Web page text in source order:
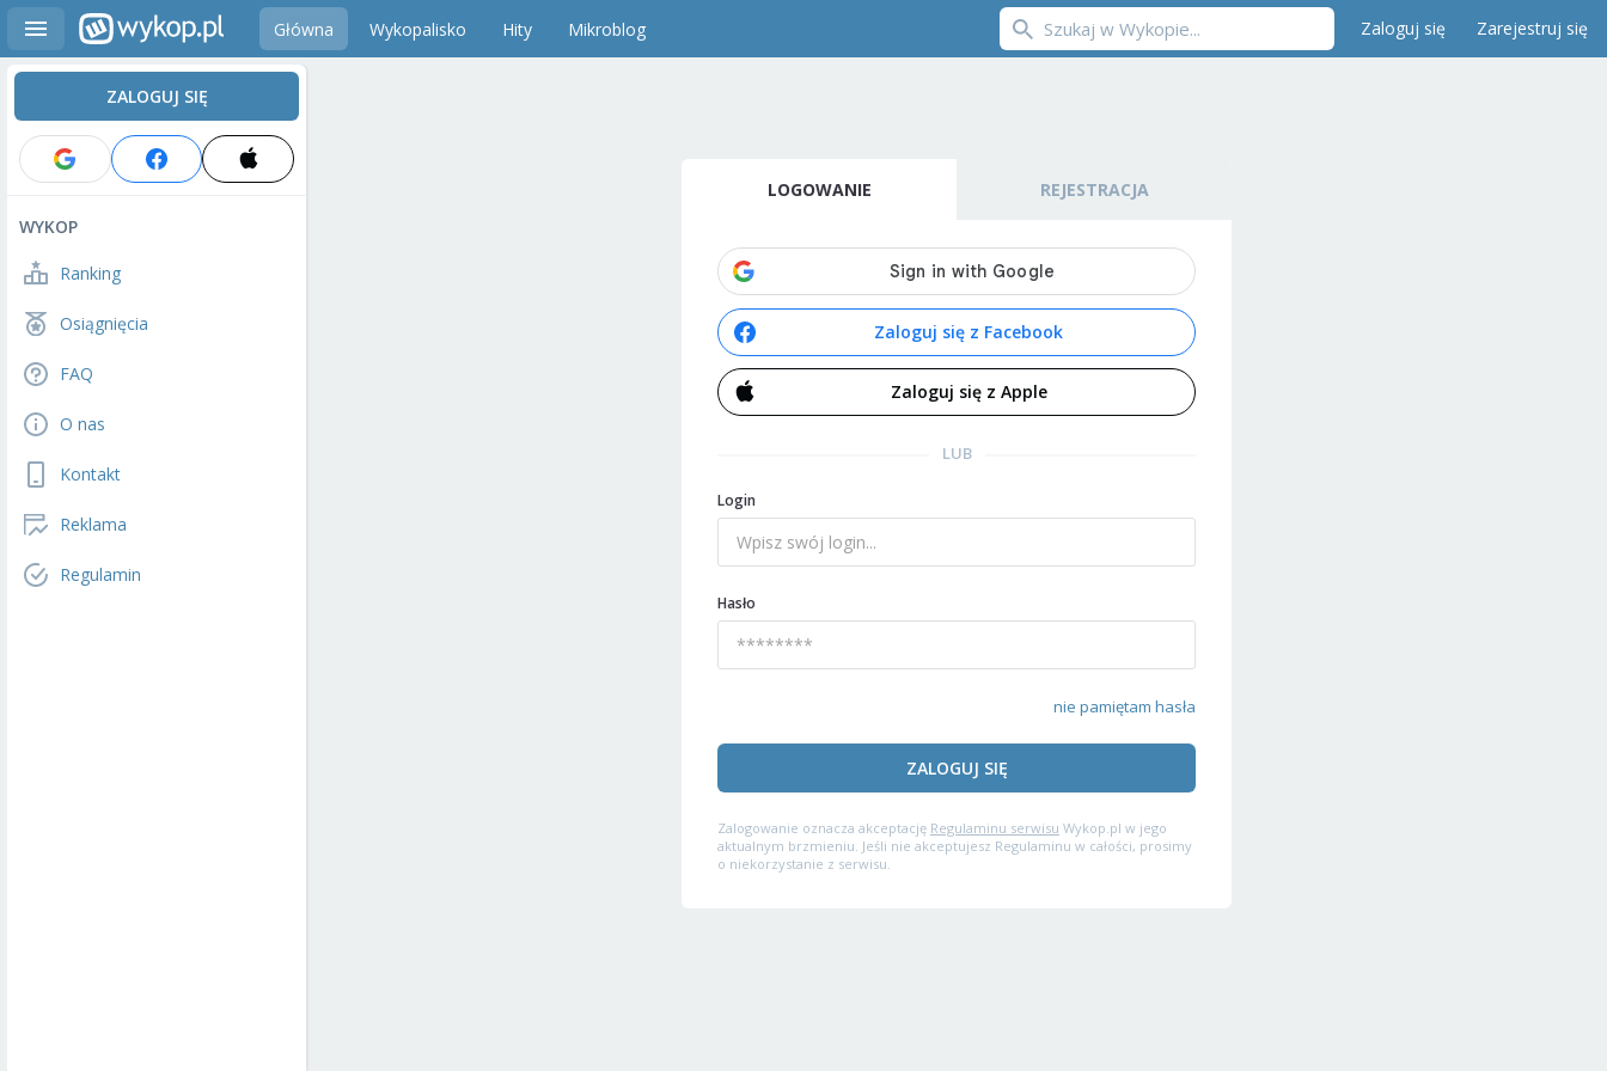
Główna Wykopalisko Hity Mikroblog Zaloguj się Zarejestruj się
ZALOGUJ SIĘ
WYKOP
Ranking
Osiągnięcia
FAQ
O nas
Kontakt
Reklama
Regulamin
LOGOWANIE REJESTRACJA
Zaloguj się z Facebook
Zaloguj się z Apple
LUB
Login
Hasło
nie pamiętam hasła
ZALOGUJ SIĘ
Zalogowanie oznacza akceptację Regulaminu serwisu Wykop.pl w jego
aktualnym brzmieniu. Jeśli nie akceptujesz Regulaminu w całości, prosimy
o niekorzystanie z serwisu.